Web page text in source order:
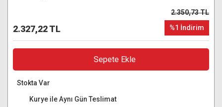
2.327,22 TL
2.350,73 TL
%1 İndirim
Sepete Ekle
Stokta Var
Kurye ile Aynı Gün Teslimat